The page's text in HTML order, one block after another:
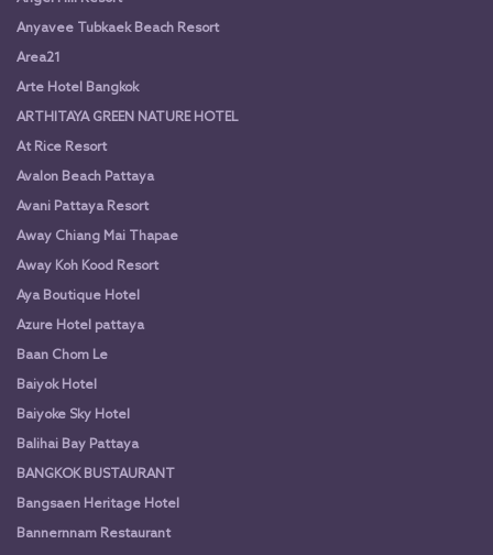
Anyavee Tubkaek Beach Resort
Area21
Arte Hotel Bangkok
ARTHITAYA GREEN NATURE HOTEL
At Rice Resort
Avalon Beach Pattaya
Avani Pattaya Resort
Away Chiang Mai Thapae
Away Koh Kood Resort
Aya Boutique Hotel
Azure Hotel pattaya
Baan Chom Le
Baiyok Hotel
Baiyoke Sky Hotel
Balihai Bay Pattaya
BANGKOK BUSTAURANT
Bangsaen Heritage Hotel
Bannernnam Restaurant